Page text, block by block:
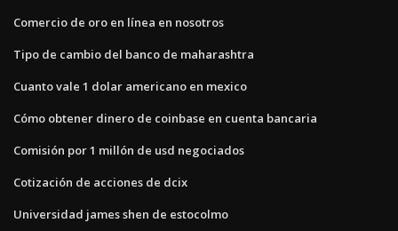
Comercio de oro en línea en nosotros
Tipo de cambio del banco de maharashtra
Cuanto vale 1 dolar americano en mexico
Cómo obtener dinero de coinbase en cuenta bancaria
Comisión por 1 millón de usd negociados
Cotización de acciones de dcix
Universidad james shen de estocolmo